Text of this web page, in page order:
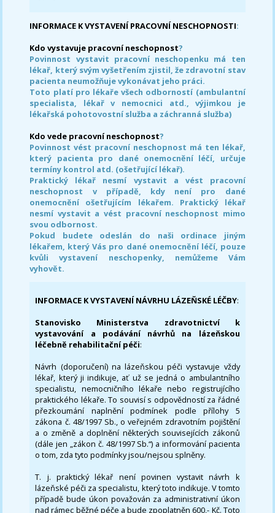
INFORMACE K VYSTAVENÍ PRACOVNÍ NESCHOPNOSTI:
Kdo vystavuje pracovní neschopnost?
Povinnost vystavit pracovní neschopenku má ten
lékař, který svým vyšetřením zjistil, že zdravotní stav
pacienta neumožňuje vykonávat jeho práci.
Toto platí pro lékaře všech odborností (ambulantní
specialista, lékař v nemocnici atd., výjimkou je
lékařská pohotovostní služba a záchranná služba)
Kdo vede pracovní neschopnost?
Povinnost vést pracovní neschopnost má ten lékař,
který pacienta pro dané onemocnění léčí, určuje
termíny kontrol atd. (ošetřující lékař).
Praktický lékař nesmí vystavit a vést pracovní
neschopnost v případě, kdy není pro dané
onemocnění ošetřujícím lékařem. Praktický lékař
nesmí vystavit a vést pracovní neschopnost mimo
svou odbornost.
Pokud budete odeslán do naši ordinace jiným
lékařem, který Vás pro dané onemocnění léčí, pouze
kvůli vystavení neschopenky, nemůžeme Vám
vyhovět.
INFORMACE K VYSTAVENÍ NÁVRHU LÁZEŇSKÉ LÉČBY:
Stanovisko Ministerstva zdravotnictví k
vystavování a podávání návrhů na lázeňskou
léčebně rehabilitační péči:
Návrh (doporučení) na lázeňskou péči vystavuje vždy
lékař, který ji indikuje, ať už se jedná o ambulantního
specialistu, nemocničního lékaře nebo registrujícího
praktického lékaře. To souvisí s odpovědností za řádné
přezkoumání naplnění podmínek podle přílohy 5
zákona č. 48/1997 Sb., o veřejném zdravotním pojištění
a o změně a doplnění některých souvisejících zákonů
(dále jen „zákon č. 48/1997 Sb.“) a informování pacienta
o tom, zda tyto podmínky jsou/nejsou splněny.
T. j. praktický lékař není povinen vystavit návrh k
lázeňské péči za specialistu, který toto indikuje. V tomto
případě bude úkon považován za administrativní úkon
nad rámec běžné péče a bude zpoplatněn 600,- Kč. Toto